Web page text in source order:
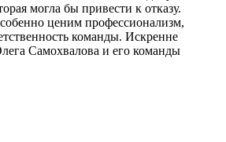
могла бы привести к отказу.
ценим профессионализм,
команды. Искренне
Самохвалова и его команды